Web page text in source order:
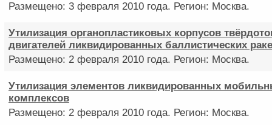
Размещено: 3 февраля 2010 года. Регион: Москва.
Утилизация органопластиковых корпусов
двигателей ликвидированных баллистических
Размещено: 2 февраля 2010 года. Регион: Москва.
Утилизация элементов ликвидированных
комплексов
Размещено: 2 февраля 2010 года. Регион: Москва.